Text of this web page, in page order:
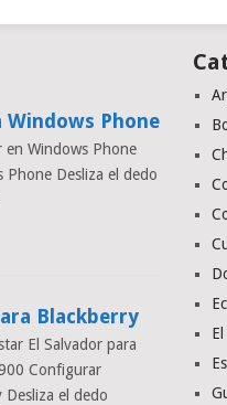
Phone
en Windows Phone
Phone Desliza el dedo
Blackberry
El Salvador para
Configurar
el dedo